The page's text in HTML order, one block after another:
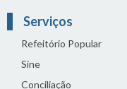
Serviços
Refeitório Popular
Sine
Conciliação